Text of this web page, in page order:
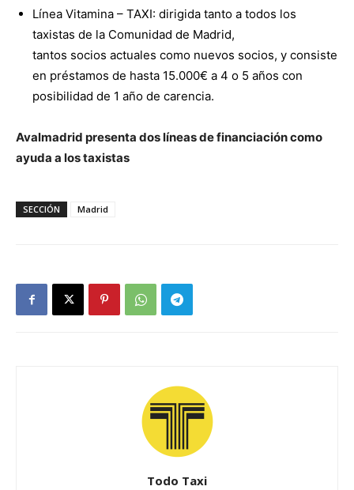
Línea Vitamina – TAXI: dirigida tanto a todos los
taxistas de la Comunidad de Madrid,
tantos socios actuales como nuevos socios, y consiste
en préstamos de hasta 15.000€ a 4 o 5 años con
posibilidad de 1 año de carencia.
Avalmadrid presenta dos líneas de financiación como
ayuda a los taxistas
SECCIÓN Madrid
Todo Taxi